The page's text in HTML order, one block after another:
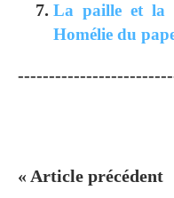
La paille et la
Homélie du
« Article précédent